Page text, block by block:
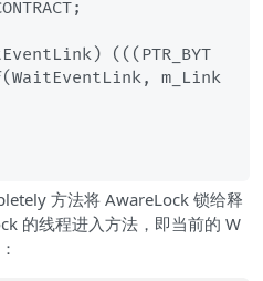
(((PTR_BYT
m_Link
方法将 AwareLock 锁给释
的线程进入方法，即当前的 W